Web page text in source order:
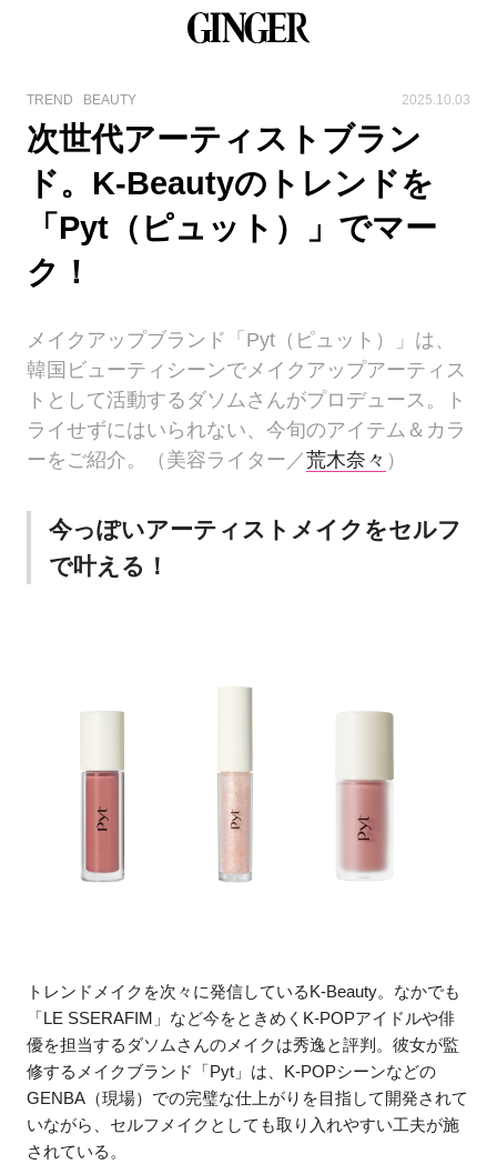
TREND BEAUTY 2025.10.03
次世代アーティストブラン
ド。K-Beautyのトレンドを
「Pyt（ピュット）」でマー
ク！
メイクアップブランド「Pyt（ピュット）」は、
韓国ビューティシーンでメイクアップアーティス
トとして活動するダソムさんがプロデュース。ト
ライせずにはいられない、今旬のアイテム＆カラ
ーをご紹介。（美容ライター／荒木奈々 ）
今っぽいアーティストメイクをセルフ
で叶える！
トレンドメイクを次々に発信しているK-Beauty。なかでも
「LE SSERAFIM」など今をときめくK-POPアイドルや俳
優を担当するダソムさんのメイクは秀逸と評判。彼女が監
修するメイクブランド「Pyt」は、K-POPシーンなどの
GENBA（現場）での完璧な仕上がりを目指して開発されて
いながら、セルフメイクとしても取り入れやすい工夫が施
されている。